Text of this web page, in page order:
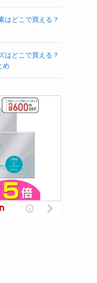
はどこで買える？
はどこで買える？
め